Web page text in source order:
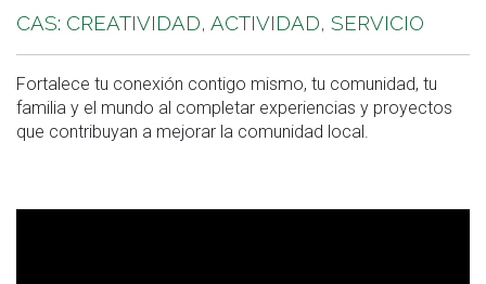
CAS: CREATIVIDAD, ACTIVIDAD, SERVICIO
Fortalece tu conexión contigo mismo, tu comunidad, tu
familia y el mundo al completar experiencias y proyectos
que contribuyan a mejorar la comunidad local.